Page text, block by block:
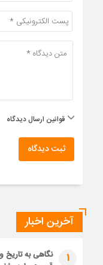
قوانین ارسال دیدگاه
ثبت دیدگاه
آخرین اخبار
1
نگاهی به تاریخ